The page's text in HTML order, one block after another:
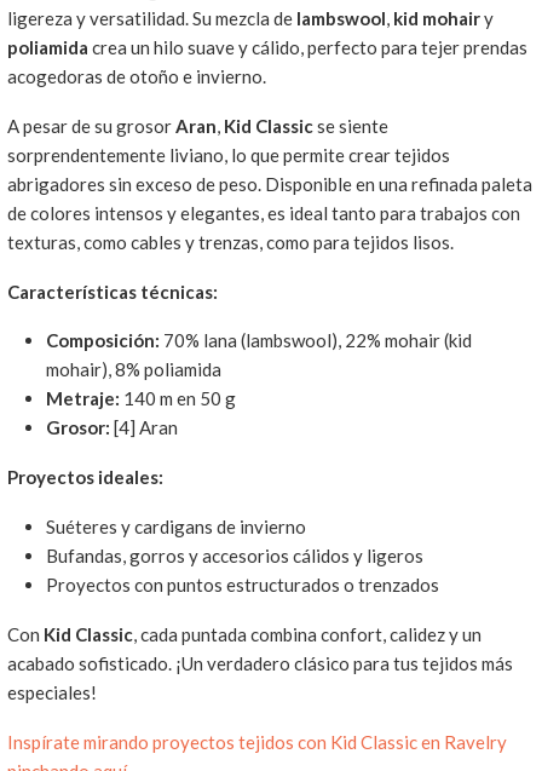
ligereza y versatilidad. Su mezcla de lambswool, kid mohairy
poliamida crea un hilo suave y cálido, perfecto para tejer prendas
acogedoras de otoño e invierno.
A pesar de su grosorAran, Kid Classicse siente
sorprendentemente liviano, lo que permite crear tejidos
abrigadores sin exceso de peso. Disponible en una refinada paleta
de colores intensos y elegantes, es ideal tanto para trabajos con
texturas, como cables y trenzas, como para tejidos lisos.
Características técnicas:
Composición: 70% lana (lambswool), 22% mohair (kid
mohair), 8% poliamida
Metraje: 140 m en 50 g
Grosor: [4] Aran
Proyectos ideales:
Suéteres y cardigans de invierno
Bufandas, gorros y accesorios cálidos y ligeros
Proyectos con puntos estructurados o trenzados
Con Kid Classic, cada puntada combina confort, calidez y un
acabado sofisticado. ¡Un verdadero clásico para tus tejidos más
especiales!
Inspírate mirando proyectos tejidos con Kid Classic en Ravelry